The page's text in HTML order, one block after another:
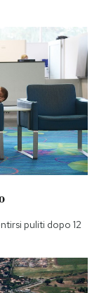
puliti dopo 12